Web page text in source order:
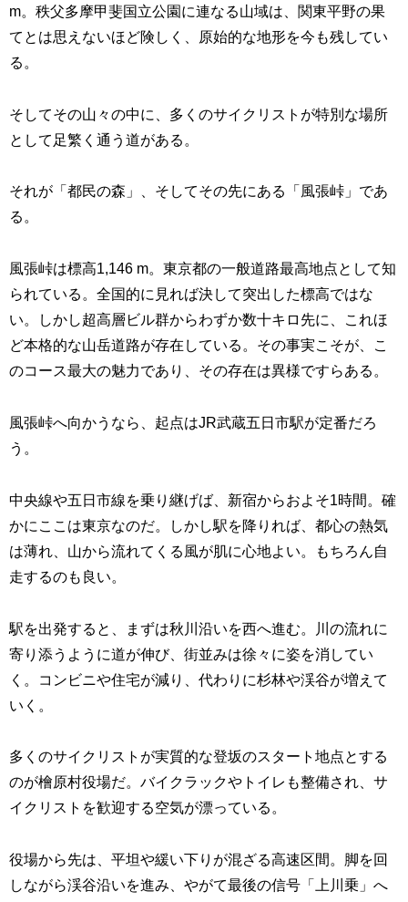
m。秩父多摩甲斐国立公園に連なる山域は、関東平野の果
てとは思えないほど険しく、原始的な地形を今も残してい
る。
そしてその山々の中に、多くのサイクリストが特別な場所
として足繁く通う道がある。
それが「都民の森」、そしてその先にある「風張峠」であ
る。
風張峠は標高1,146 m。東京都の一般道路最高地点として知
られている。全国的に見れば決して突出した標高ではな
い。しかし超高層ビル群からわずか数十キロ先に、これほ
ど本格的な山岳道路が存在している。その事実こそが、こ
のコース最大の魅力であり、その存在は異様ですらある。
風張峠へ向かうなら、起点はJR武蔵五日市駅が定番だろ
う。
中央線や五日市線を乗り継げば、新宿からおよそ1時間。確
かにここは東京なのだ。しかし駅を降りれば、都心の熱気
は薄れ、山から流れてくる風が肌に心地よい。もちろん自
走するのも良い。
駅を出発すると、まずは秋川沿いを西へ進む。川の流れに
寄り添うように道が伸び、街並みは徐々に姿を消してい
く。コンビニや住宅が減り、代わりに杉林や渓谷が増えて
いく。
多くのサイクリストが実質的な登坂のスタート地点とする
のが檜原村役場だ。バイクラックやトイレも整備され、サ
イクリストを歓迎する空気が漂っている。
役場から先は、平坦や緩い下りが混ざる高速区間。脚を回
しながら渓谷沿いを進み、やがて最後の信号「上川乗」へ